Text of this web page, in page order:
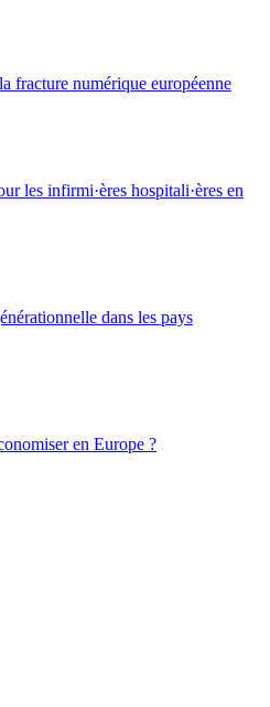
fracture numérique européenne
les infirmi·ères hospitali·ères en
dans les pays
en Europe ?